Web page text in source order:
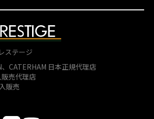
ステージ
CATERHAM 日本正規代理店
売代理店
販売